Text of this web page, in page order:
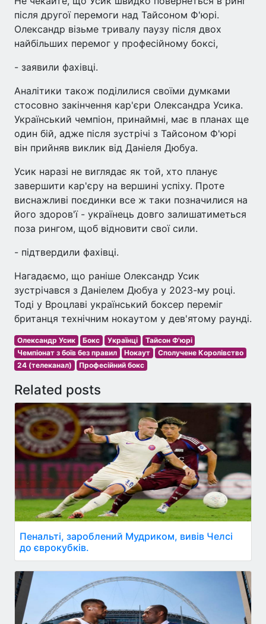
після другої перемоги над Тайсоном Ф'юрі.
Олександр візьме тривалу паузу після двох
найбільших перемог у професійному боксі,
- заявили фахівці.
Аналітики також поділилися своїми думками
стосовно закінчення кар'єри Олександра Усика.
Український чемпіон, принаймні, має в планах ще
один бій, адже після зустрічі з Тайсоном Ф'юрі
він прийняв виклик від Даніеля Дюбуа.
Усик наразі не виглядає як той, хто планує
завершити кар'єру на вершині успіху. Проте
виснажливі поєдинки все ж таки позначилися на
його здоров'ї - українець довго залишатиметься
поза рингом, щоб відновити свої сили.
- підтвердили фахівці.
Нагадаємо, що раніше Олександр Усик
зустрічався з Даніелем Дюбуа у 2023-му році.
Тоді у Вроцлаві український боксер переміг
британця технічним нокаутом у дев'ятому раунді.
Олександр Усик Бокс Українці
Тайсон Ф'юрі
Чемпіонат з боїв без правил
Нокаут
Сполучене Королівство
24 (телеканал)
Професійний бокс
Related posts
Пенальті, зароблений Мудриком, вивів Челсі
до єврокубків.